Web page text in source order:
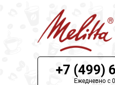
ЦЕНЫ НА РЕМОНТ
О СЕРВИСЕ
+7 (499)
Ежедневно с